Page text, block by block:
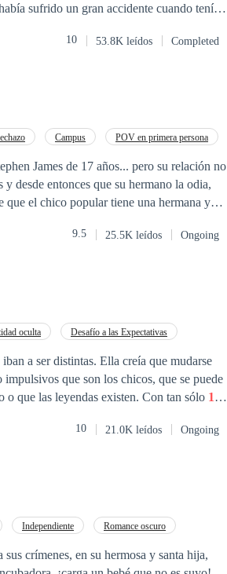
había sufrido un gran accidente cuando tenía
personas y de las miradas de asco que le
10 53.8K leídos Completed
Campus
POV en primera persona
James de 17 años... pero su relación no
que el chico popular tiene una hermana y
9.5 25.5K leídos Ongoing
oculta
Desafío a las Expectativas
Ella creía que mudarse
que son los chicos, que se puede
crecer rodeada de mentiras, que te puedes enamorar de un extraño o que las leyendas existen. Con tan sólo 16
10 21.0K leídos Ongoing
Independiente
Romance oscuro
crímenes, en su hermosa y santa hija,